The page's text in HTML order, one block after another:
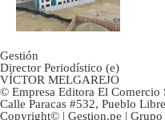
Gestión
Director Periodístico (e)
VÍCTOR MELGAREJO
© Empresa Editora El Comercio
Calle Paracas #532, Pueblo
Copyright© | Gestion.pe |